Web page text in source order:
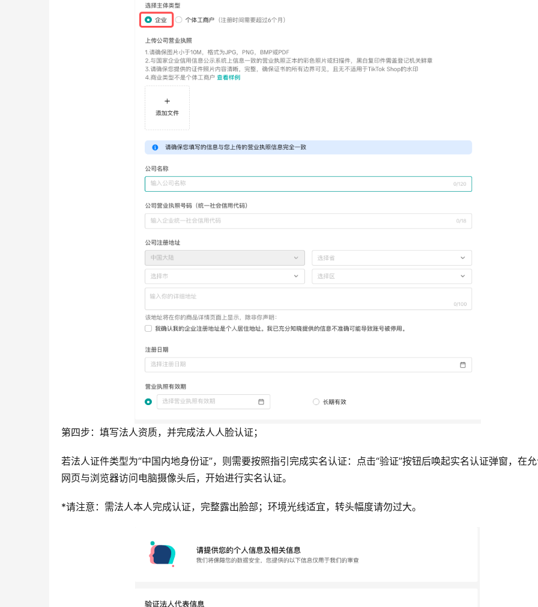
第四步：填写法人资质，并完成法人人脸认证；
若法人证件类型为“中国内地身份证”，则需要按照指引完成实名认证：点击“验证”按钮后唤起实名认证弹窗，在
网页与浏览器访问电脑摄像头后，开始进行实名认证。
*请注意：需法人本人完成认证，完整露出脸部；环境光线适宜，转头幅度请勿过大。